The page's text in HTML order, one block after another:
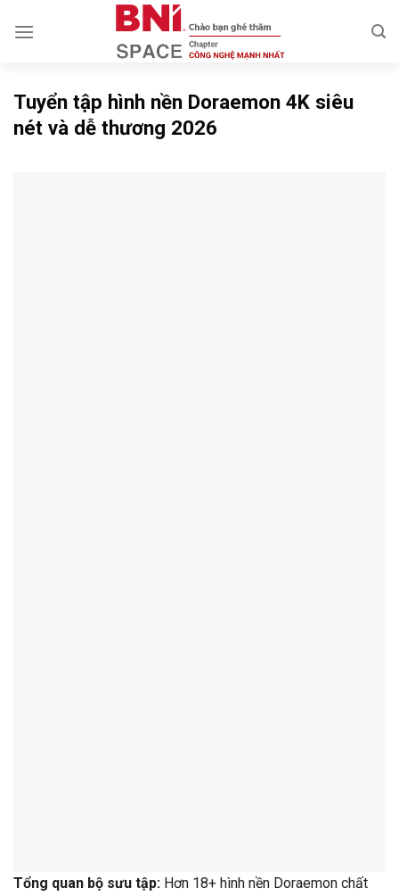
Tuyển tập hình nền Doraemon 4K siêu
nét và dễ thương 2026
Tổng quan bộ sưu tập: Hơn 18+ hình nền Doraemon chất